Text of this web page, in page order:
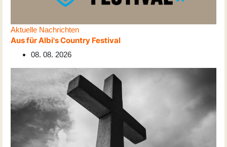
Aktuelle Nachrichten
Aus für Albi's Country Festival
08. 08. 2026